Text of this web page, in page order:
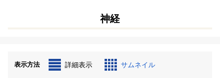
神経
表示方法 詳細表示 サムネイル